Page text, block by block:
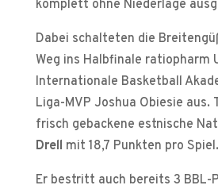
komplett ohne Niederlage
Dabei schalteten die
Weg ins Halbfinale ratiopharm
Internationale Basketball
Liga-MVP Joshua Obiesie aus.
frisch gebackene estnische
Drell mit 18,7 Punkten pro Spiel.
Er bestritt auch bereits 3 BBL-